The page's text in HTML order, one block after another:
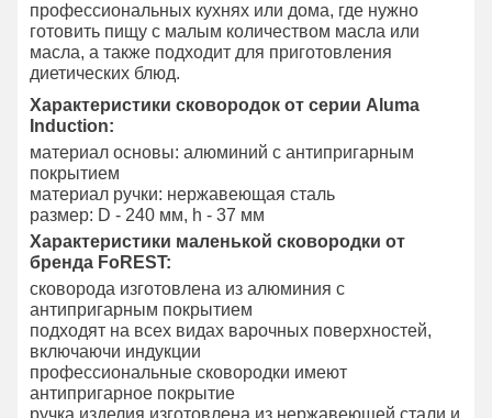
профессиональных кухнях или дома, где нужно
готовить пищу с малым количеством масла или
масла, а также подходит для приготовления
диетических блюд.
Характеристики сковородок от серии Aluma
Induction:
материал основы: алюминий с антипригарным
покрытием
материал ручки: нержавеющая сталь
размер: D - 240 мм, h - 37 мм
Характеристики маленькой сковородки от
бренда FoREST:
сковорода изготовлена из алюминия с
антипригарным покрытием
подходят на всех видах варочных поверхностей,
включаючи индукции
профессиональные сковородки имеют
антипригарное покрытие
ручка изделия изготовлена из нержавеющей стали и